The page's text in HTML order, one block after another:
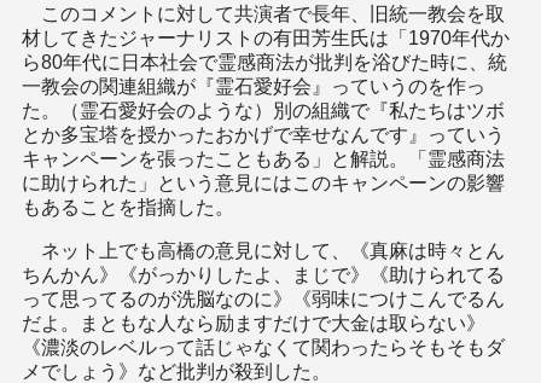
このコメントに対して共演者で長年、旧統一教会を取
材してきたジャーナリストの有田芳生氏は「1970年代か
ら80年代に日本社会で霊感商法が批判を浴びた時に、統
一教会の関連組織が『霊石愛好会』っていうのを作っ
た。（霊石愛好会のような）別の組織で『私たちはツボ
とか多宝塔を授かったおかげで幸せなんです』っていう
キャンペーンを張ったこともある」と解説。「霊感商法
に助けられた」という意見にはこのキャンペーンの影響
もあることを指摘した。
ネット上でも高橋の意見に対して、《真麻は時々とん
ちんかん》《がっかりしたよ、まじで》《助けられてる
って思ってるのが洗脳なのに》《弱味につけこんでるん
だよ。まともな人なら励ますだけで大金は取らない》
《濃淡のレベルって話じゃなくて関わったらそもそもダ
メでしょう》など批判が殺到した。